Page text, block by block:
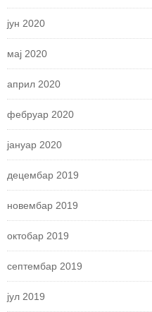
јун 2020
мај 2020
април 2020
фебруар 2020
јануар 2020
децембар 2019
новембар 2019
октобар 2019
септембар 2019
јул 2019